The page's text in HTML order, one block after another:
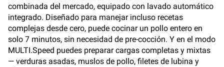
combinada del mercado, equipado con lavado automático
integrado. Diseñado para manejar incluso recetas
complejas desde cero, puede cocinar un pollo entero en
solo 7 minutos, sin necesidad de pre-cocción. Y en el modo
MULTI.Speed puedes preparar cargas completas y mixtas
— verduras asadas, muslos de pollo, filetes de lubina y